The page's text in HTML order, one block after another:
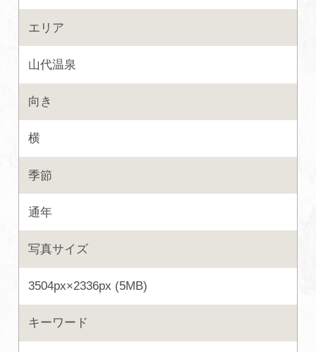
加賀 旅先納税
FAQ
パンフレットダウンロード
よくあるご質問・お問い合わせ
プライバシーポリシー
エリア
山代温泉
向き
横
季節
通年
写真サイズ
3504px×2336px (5MB)
キーワード